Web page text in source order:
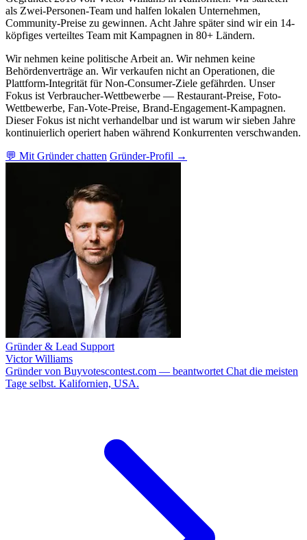
als Zwei-Personen-Team und halfen lokalen Unternehmen,
Community-Preise zu gewinnen. Acht Jahre später sind wir ein 14-
köpfiges verteiltes Team mit Kampagnen in 80+ Ländern.
Wir nehmen keine politische Arbeit an. Wir nehmen keine
Behördenverträge an. Wir verkaufen nicht an Operationen, die
Plattform-Integrität für Non-Consumer-Ziele gefährden. Unser
Fokus ist Verbraucher-Wettbewerbe — Restaurant-Preise, Foto-
Wettbewerbe, Fan-Vote-Preise, Brand-Engagement-Kampagnen.
Dieser Fokus ist nicht verhandelbar und ist warum wir sieben Jahre
kontinuierlich operiert haben während Konkurrenten verschwanden.
💬 Mit Gründer chatten Gründer-Profil →
Gründer & Lead Support
Victor Williams
Gründer von Buyvotescontest.com — beantwortet Chat die meisten
Tage selbst. Kalifornien, USA.